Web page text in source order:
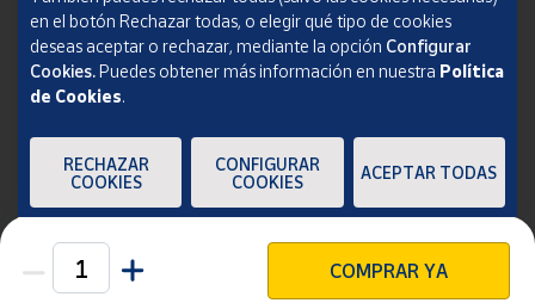
Unidades COMPRAR YA
Política de Privacidad Web
Informe de transparencia
SOCIEDAD ESTATAL CORREOS Y TELÉGRAFOS, S.A., S.M.E. Todos los derechos
en el botón Rechazar todas, o elegir qué tipo de cookies
deseas aceptar o rechazar, mediante la opción Configurar
Cookies.Puedes obtener más información en nuestra Política
de Cookies.
RECHAZAR
COOKIES
CONFIGURAR
COOKIES
ACEPTAR TODAS